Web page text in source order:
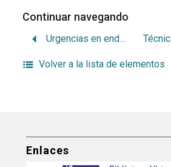
Continuar navegando
Urgencias en endodoncia
Volver a la lista de elementos
Enlaces